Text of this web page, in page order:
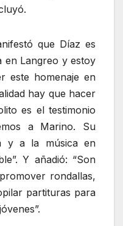
que Díaz es
en Langreo y estoy
este homenaje en
hay que hacer
es el testimonio
a Marino. Su
y a la música en
Y añadió: “Son
rondallas,
partituras para